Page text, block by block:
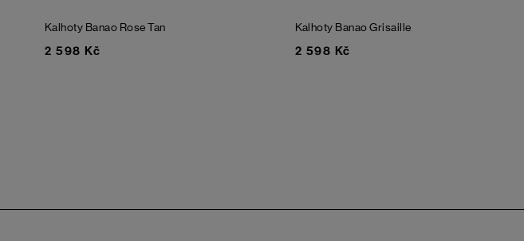
Kalhoty Banao Rose Tan
2 598 Kč
Kalhoty BanaoGrisaille
2 598 Kč